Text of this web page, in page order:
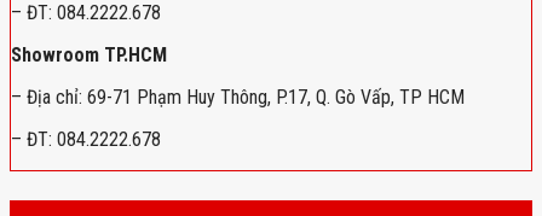
– ĐT: 084.2222.678
Showroom TP.HCM
– Địa chỉ: 69-71 Phạm Huy Thông, P.17, Q. Gò Vấp, TP HCM
– ĐT: 084.2222.678